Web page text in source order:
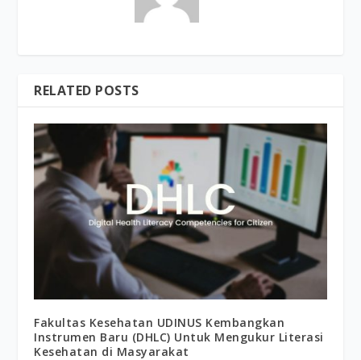
RELATED POSTS
Fakultas Kesehatan UDINUS Kembangkan
Instrumen Baru (DHLC) Untuk Mengukur Literasi
Kesehatan di Masyarakat